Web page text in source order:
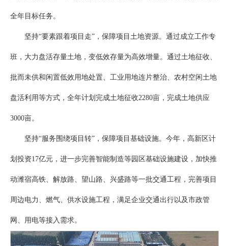
全年目标任务。
坚持“要素跟着项目走”，保障项目土地资源。通过成立工作专
班，大力盘活存量土地，变低效存量为高效增量。通过土地征收、
批而未供和闲置低效用地处置、工业用地连片整治、农村空闲土地
盘活利用等方式，全年计划完成土地征收2280亩，完成土地供应
3000亩。
坚持“服务围绕项目转”，保障项目基础设施。今年，高新区计
划投资17亿元，进一步完善智能制造等园区基础设施建设，加快推
动潍宿高铁、解放路、望山路、兴盛路等一批交通工程，完善项目
周边电力、燃气、供水设施工程，满足企业交通出行以及市政管
网、用电等接入需求。